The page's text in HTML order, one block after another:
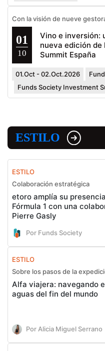
Con la visión de nueve
01
10
Vino e inversión:
nueva edición de
Summit España
01.Oct - 02.Oct.2026
Funds Society Investment
ESTILO
ESTILO
Colaboración estratégica
etoro amplía su
Fórmula 1 con una
Pierre Gasly
Por Funds Society
ESTILO
Sobre los pasos de la
Alfa viajera: navegando
aguas del fin del mundo
Por Alicia Miguel Serrano